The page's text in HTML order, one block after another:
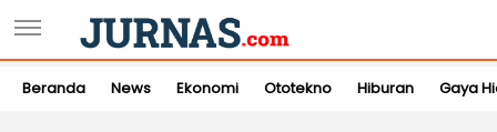
Beranda News Ekonomi Ototekno Hiburan Gaya